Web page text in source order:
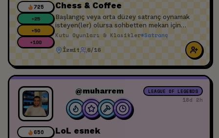
725
+25
+50
+100
Chess & Coffee
Başlangıç veya orta düzey satranç oynamak
isteyen(ler) olursa sohbetten mekan için
planlama yapabiliriz.
Kutu Oyunları & Klasikler#Satranç
İzmit 6/16
650
@muharrem LEAGUE OF LEGENDS
18d 2h
LoL esnek